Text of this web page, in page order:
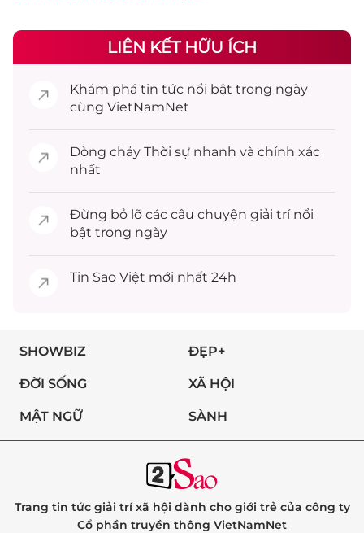
LIÊN KẾT HỮU ÍCH
Khám phá tin tức nổi bật trong ngày
cùng VietNamNet
Dòng chảy Thời sự nhanh và chính xác
nhất
Đừng bỏ lỡ các câu chuyện giải trínổi
bật trong ngày
Tin Sao Việt mới nhất 24h
SHOWBIZ ĐẸP+
ĐỜI SỐNG XÃ HỘI
MẬT NGỮ SÀNH
Trang tin tức giải trí xã hội dành cho giới trẻ của công ty
Cổ phần truyền thông VietNamNet